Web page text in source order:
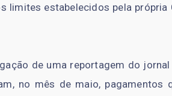
limites estabelecidos pela própria
de uma reportagem do jornal
no mês de maio, pagamentos